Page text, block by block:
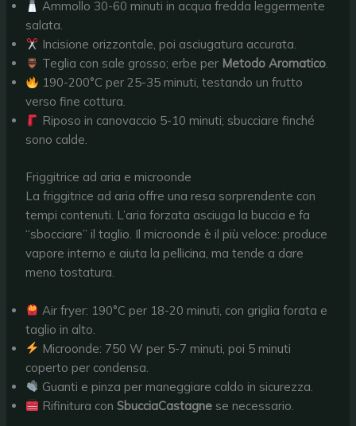
Ammollo 30-60 minuti in acqua fredda leggermente
salata.
Incisione orizzontale, poi asciugatura accurata.
Teglia con sale grosso; erbe per Metodo Aromatico.
190-200°C per 25-35 minuti, testando un frutto
verso fine cottura.
Riposo in canovaccio 5-10 minuti; sbucciare finché
sono calde.
Friggitrice ad aria e microonde
La friggitrice ad aria offre una resa sorprendente con
tempi contenuti. L’aria forzata asciuga la buccia e fa
“sbocciare” il taglio. Il microonde è il più veloce: produce
vapore interno e aiuta la pellicina, ma tende a dare
meno tostatura.
Air fryer: 190°C per 18-20 minuti, con griglia forata e
taglio in alto.
Microonde: 750 W per 5-7 minuti, poi 5 minuti
coperto per condensa.
Guanti e pinza per maneggiare caldo in sicurezza.
Rifinitura conSbucciaCastagne se necessario.